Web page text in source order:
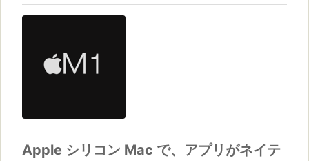
Apple シリコン Mac で、アプリがネイテ